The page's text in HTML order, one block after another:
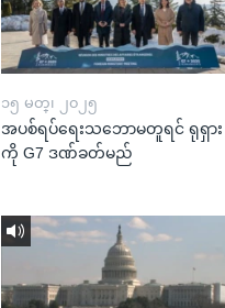
၁၅ မတ္၊ ၂၀၂၅
အပစ်ရပ်ရေးသဘောမတူရင် ရုရှား
ကို G7 ဒဏ်ခတ်မည်